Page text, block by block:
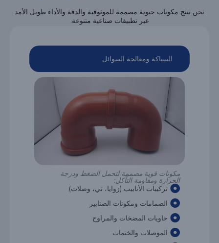
نحن ننتج مكونات حيوية مصممة للموثوقية والدقة والأداء طويل الأمد
عبر تطبيقات صناعية متنوعة.
السباكة ومعالجة السوائل
مكونات قوية مصممة لتحمل الضغط ودرجة
الحرارة ومقاومة التآكل:
تركيبات الأنابيب (زوايا، تي، وصلات)
الصمامات ومكونات الصنابير
حاويات المضخات والمراوح
الموصلات والختمات